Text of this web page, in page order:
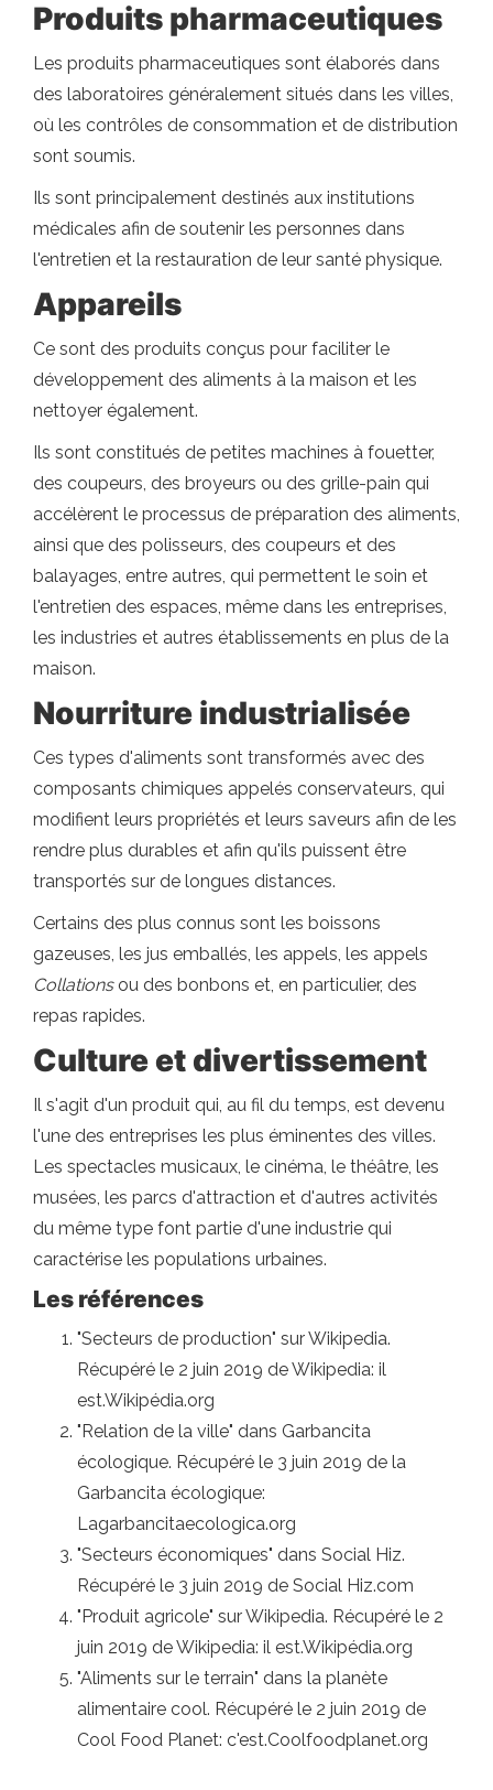
Produits pharmaceutiques
Les produits pharmaceutiques sont élaborés dans
des laboratoires généralement situés dans les villes,
où les contrôles de consommation et de distribution
sont soumis.
Ils sont principalement destinés aux institutions
médicales afin de soutenir les personnes dans
l'entretien et la restauration de leur santé physique.
Appareils
Ce sont des produits conçus pour faciliter le
développement des aliments à la maison et les
nettoyer également.
Ils sont constitués de petites machines à fouetter,
des coupeurs, des broyeurs ou des grille-pain qui
accélèrent le processus de préparation des aliments,
ainsi que des polisseurs, des coupeurs et des
balayages, entre autres, qui permettent le soin et
l'entretien des espaces, même dans les entreprises,
les industries et autres établissements en plus de la
maison.
Nourriture industrialisée
Ces types d'aliments sont transformés avec des
composants chimiques appelés conservateurs, qui
modifient leurs propriétés et leurs saveurs afin de les
rendre plus durables et afin qu'ils puissent être
transportés sur de longues distances.
Certains des plus connus sont les boissons
gazeuses, les jus emballés, les appels, les appels
Collationsou des bonbons et, en particulier, des
repas rapides.
Culture et divertissement
Il s'agit d'un produit qui, au fil du temps, est devenu
l'une des entreprises les plus éminentes des villes.
Les spectacles musicaux, le cinéma, le théâtre, les
musées, les parcs d'attraction et d'autres activités
du même type font partie d'une industrie qui
caractérise les populations urbaines.
Les références
"Secteurs de production" sur Wikipedia.
Récupéré le 2 juin 2019 de Wikipedia: il
est.Wikipédia.org
"Relation de la ville" dans Garbancita
écologique. Récupéré le 3 juin 2019 de la
Garbancita écologique:
Lagarbancitaecologica.org
"Secteurs économiques" dans Social Hiz.
Récupéré le 3 juin 2019 de Social Hiz.com
"Produit agricole" sur Wikipedia. Récupéré le 2
juin 2019 de Wikipedia: il est.Wikipédia.org
"Aliments sur le terrain" dans la planète
alimentaire cool. Récupéré le 2 juin 2019 de
Cool Food Planet: c'est.Coolfoodplanet.org